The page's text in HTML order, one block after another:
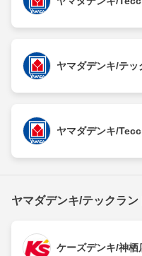
ヤマダデンキ/テ
ヤマダデンキ/
ヤマダデンキ/テックラ
ケーズデンキ/神栖